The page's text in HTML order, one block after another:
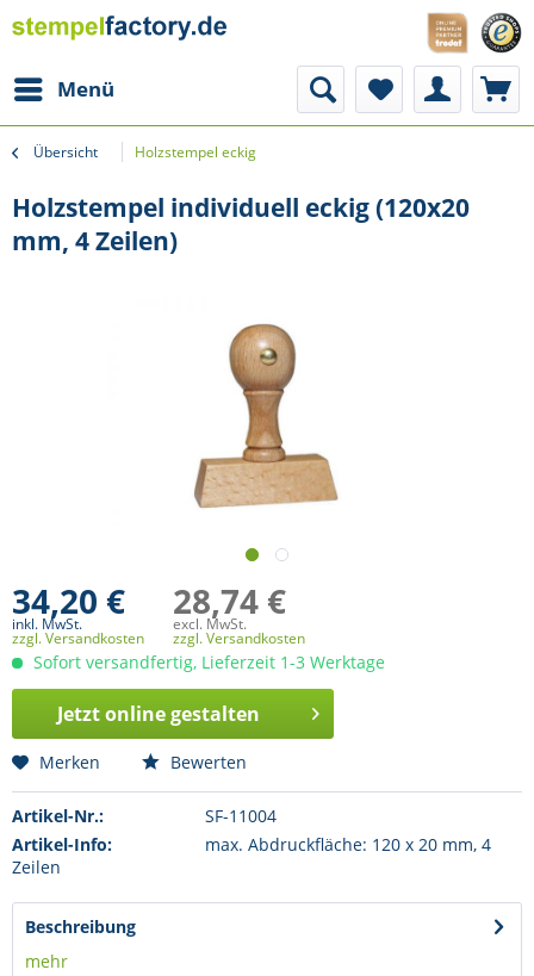
Menü
Übersicht Holzstempel eckig
Holzstempel individuell eckig (120x20
mm, 4 Zeilen)
34,20 €
inkl. MwSt.
zzgl. Versandkosten
28,74 €
excl. MwSt.
zzgl. Versandkosten
Sofort versandfertig, Lieferzeit 1-3 Werktage
Jetzt online gestalten
Merken Bewerten
Artikel-Nr.:
SF-11004
Artikel-Info:
max. Abdruckfläche: 120 x 20 mm, 4
Zeilen
Beschreibung
mehr